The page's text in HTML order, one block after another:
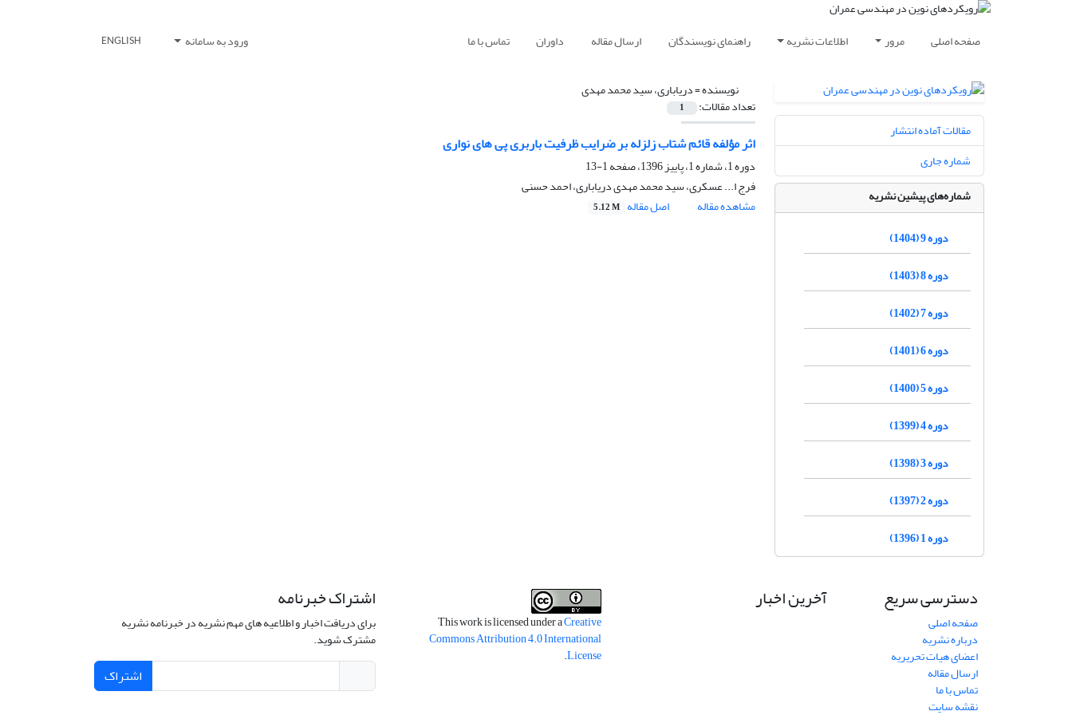
صفحه اصلی مرور اطلاعات نشریه راهنمای نویسندگان ارسال مقاله داوران تماس با ما ورود به سامانه ENGLISH
نویسنده =دریاباری، سید محمد مهدی
تعداد مقالات: 1
اثر مؤلفه قائم شتاب زلزله بر ضرایب ظرفیت باربری پی های نواری
دوره 1، شماره 1، پاییز 1396، صفحه
1-13
فرج ا... عسکری، سید محمد مهدی دریاباری، احمد حسنی
مشاهده مقاله
اصل مقاله 5.12 M
مقالات آماده انتشار
شماره جاری
شماره‌های پیشین نشریه
دوره 9 (1404)
دوره 8 (1403)
دوره 7 (1402)
دوره 6 (1401)
دوره 5 (1400)
دوره 4 (1399)
دوره 3 (1398)
دوره 2 (1397)
دوره 1 (1396)
دسترسی سریع
صفحه اصلی
درباره نشریه
اعضای هیات تحریریه
ارسال مقاله
تماس با ما
نقشه سایت
آخرین اخبار
This work is licensed under aCreative
Commons Attribution 4.0 International
License
.
اشتراک خبرنامه
برای دریافت اخبار و اطلاعیه های مهم نشریه در خبرنامه نشریه
مشترک شوید.
اشتراک